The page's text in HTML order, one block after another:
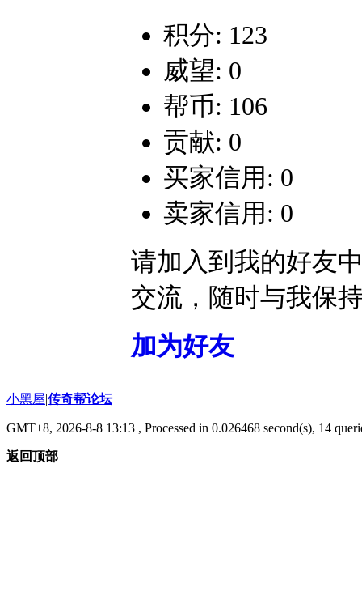
积分: 123
威望: 0
帮币: 106
贡献: 0
买家信用: 0
卖家信用: 0
请加入到我的好友
交流，随时与我保
加为好友
小黑屋|传奇帮论坛
GMT+8, 2026-8-8 13:13 , Processed in 0.026468 second(s), 14
返回顶部